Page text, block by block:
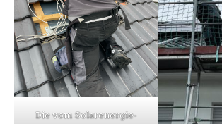
Die vom Solarenergie-